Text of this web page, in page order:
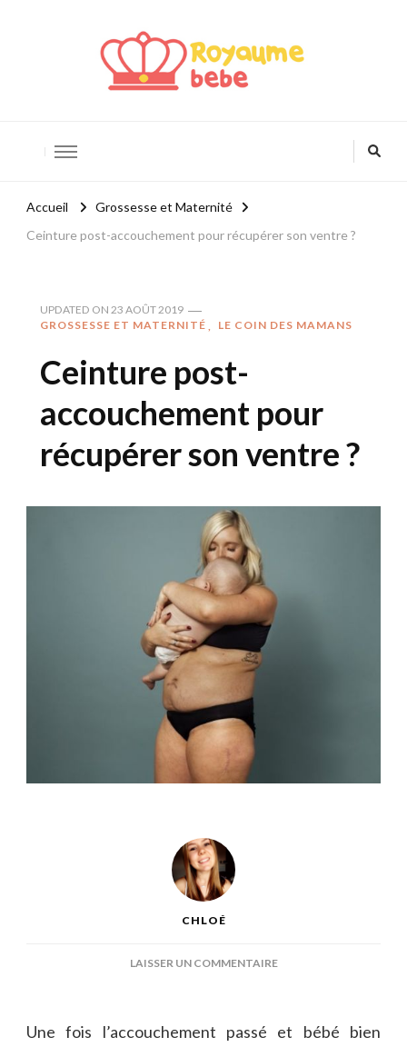
Accueil
Grossesse et Maternité
Ceinture post-accouchement pour récupérer son ventre ?
UPDATED ON 23 AOÛT 2019
GROSSESSE ET MATERNITÉ
LE COIN DES MAMANS
Ceinture post-
accouchement pour
récupérer son ventre ?
CHLOÉ
LAISSER UN COMMENTAIRESUR
POUR
Une fois l’accouchement passé et bébé bien